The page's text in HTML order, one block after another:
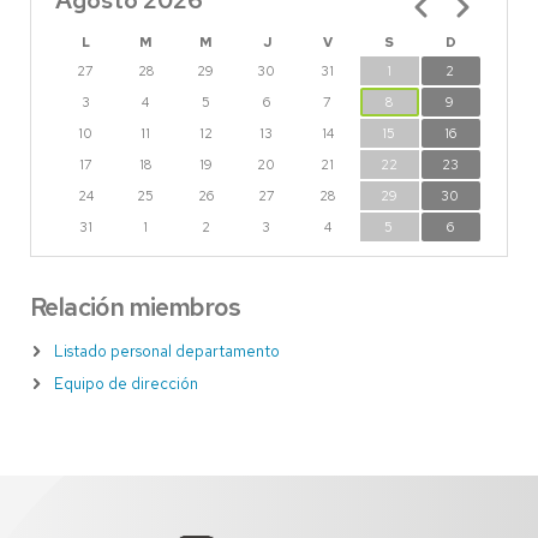
L M M J V S
D
27
28 29 30 31 1
2
3
4 5 6 7 8
9
10
11 12 13 14 15
16
17
18 19 20 21 22
23
24
25 26 27 28 29
30
31
1 2 3 4 5 6
Relación miembros
Listado personal departamento
Equipo de dirección